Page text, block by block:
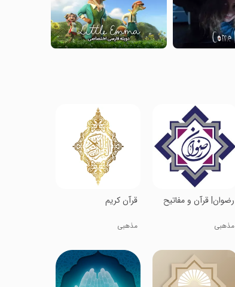
رضوان| قرآن و مفاتیح
مذهبی
قرآن کریم
مذهبی